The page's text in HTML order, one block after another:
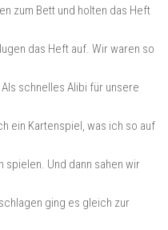
zum Bett und holten das Heft
das Heft auf. Wir waren so
schnelles Alibi für unsere
ein Kartenspiel, was ich so auf
spielen. Und dann sahen wir
ging es gleich zur